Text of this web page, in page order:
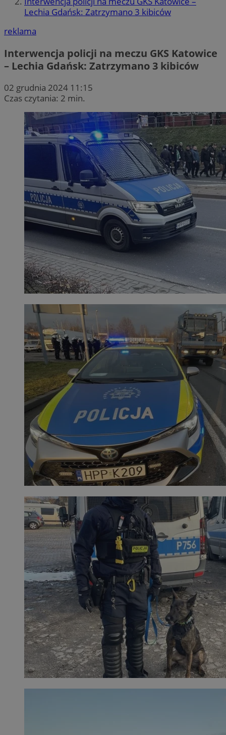
Lechia Gdańsk: Zatrzymano 3 kibiców
reklama
Interwencja policji na meczu GKS Katowice
– Lechia Gdańsk: Zatrzymano 3 kibiców
02 grudnia 2024 11:15
Czas czytania: 2 min.